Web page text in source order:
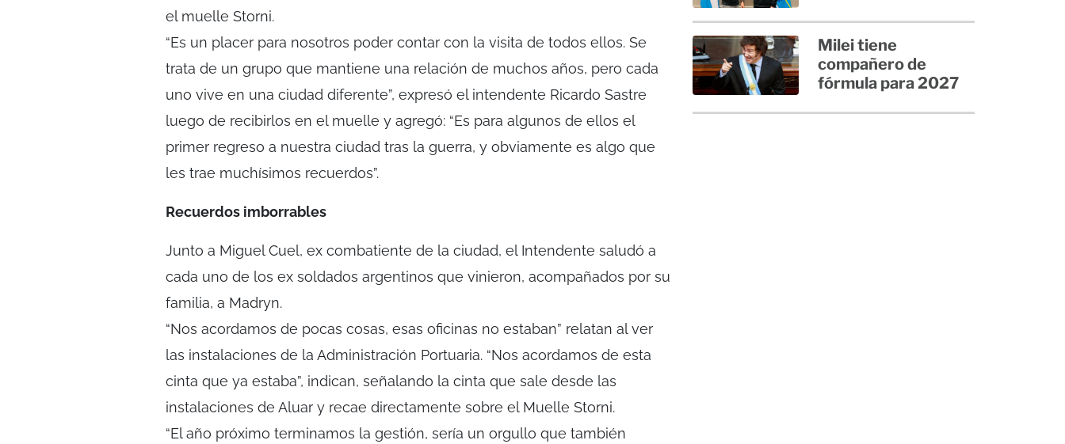
el muelle Storni.
“Es un placer para nosotros poder contar con la visita de todos ellos. Se
trata de un grupo que mantiene una relación de muchos años, pero cada
uno vive en una ciudad diferente”, expresó el intendente Ricardo Sastre
luego de recibirlos en el muelle y agregó: “Es para algunos de ellos el
primer regreso a nuestra ciudad tras la guerra, y obviamente es algo que
les trae muchísimos recuerdos”.
Recuerdos imborrables
Junto a Miguel Cuel, ex combatiente de la ciudad, el Intendente saludó a
cada uno de los ex soldados argentinos que vinieron, acompañados por su
familia, a Madryn.
“Nos acordamos de pocas cosas, esas oficinas no estaban” relatan al ver
las instalaciones de la Administración Portuaria. “Nos acordamos de esta
cinta que ya estaba”, indican, señalando la cinta que sale desde las
instalaciones de Aluar y recae directamente sobre el Muelle Storni.
“El año próximo terminamos la gestión, sería un orgullo que también
Milei tiene
compañero de
fórmula para 2027